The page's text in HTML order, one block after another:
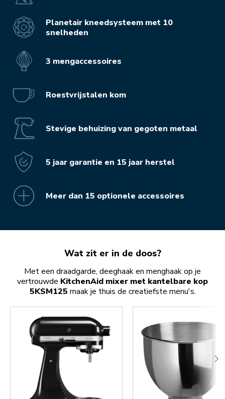
Planetair kneedsysteem met 10
snelheden
3 mengaccessoires
Roestvrijstalen kom
Stevige behuizing van gegoten metaal
5 jaar garantie en 15 jaar herstel
Meer dan 15 optionele accessoires
Wat zit er in de doos?
Met een draadgarde, deeghaak en menghaak op je
vertrouwde KitchenAid mixer met kantelbare kop
5KSM125 maak je thuis de creatiefste menu's.